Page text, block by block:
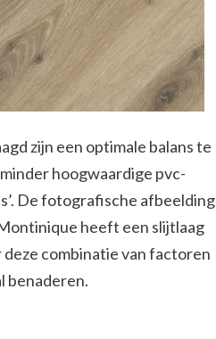
zijn een optimale balans te
hoogwaardige pvc-
De fotografische afbeelding
heeft een slijtlaag
combinatie van factoren
benaderen.